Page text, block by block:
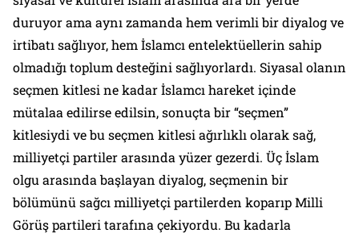
duruyor ama aynı zamanda hem verimli bir diyalog ve
irtibatı sağlıyor, hem İslamcı entelektüellerin sahip
olmadığı toplum desteğini sağlıyorlardı. Siyasal olanın
seçmen kitlesi ne kadar İslamcı hareket içinde
mütalaa edilirse edilsin, sonuçta bir “seçmen”
kitlesiydi ve bu seçmen kitlesi ağırlıklı olarak sağ,
milliyetçi partiler arasında yüzer gezerdi. Üç İslam
olgu arasında başlayan diyalog, seçmenin bir
bölümünü sağcı milliyetçi partilerden koparıp Milli
Görüş partileri tarafına çekiyordu. Bu kadarla